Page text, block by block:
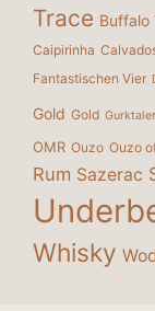
Trace Buffalo
Caipirinha
Fantastischen Vier
Gold Gold Gurktaler
OMR Ouzo Ouzo
Rum Sazerac
Whisky